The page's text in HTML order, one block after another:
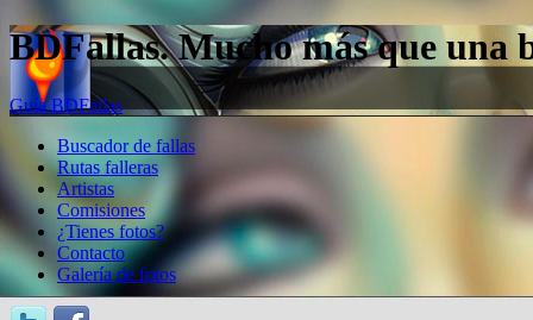
BDFallas. Mucho más que una
Guía BDFallas
Buscador de fallas
Rutas falleras
Artistas
Comisiones
¿Tienes fotos?
Contacto
Galería de fotos